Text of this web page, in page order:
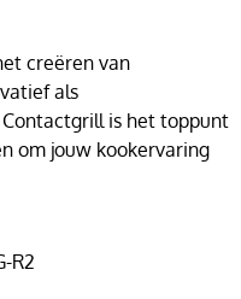
creëren van
als
is het toppunt
om jouw kookervaring
R2